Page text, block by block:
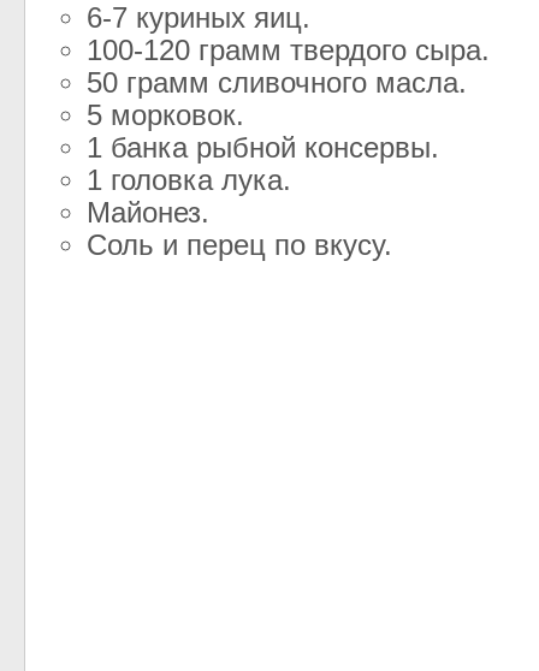
6-7 куриных яиц.
100-120 грамм твердого сыра.
50 грамм сливочного масла.
5 морковок.
1 банка рыбной консервы.
1 головка лука.
Майонез.
Соль и перец по вкусу.